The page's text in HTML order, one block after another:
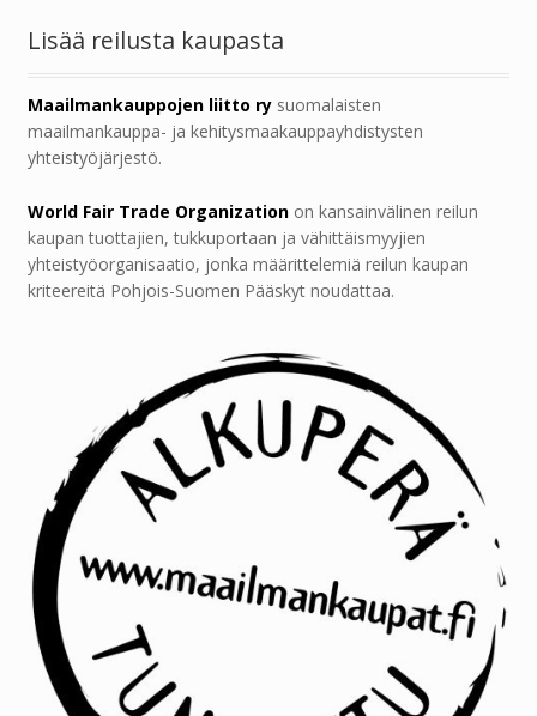
Lisää reilusta kaupasta
Maailmankauppojen liitto rysuomalaisten
maailmankauppa- ja kehitysmaakauppayhdistysten
yhteistyöjärjestö.
World Fair Trade Organizationon kansainvälinen reilun
kaupan tuottajien, tukkuportaan ja vähittäismyyjien
yhteistyöorganisaatio, jonka määrittelemiä reilun kaupan
kriteereitä Pohjois-Suomen Pääskyt noudattaa.